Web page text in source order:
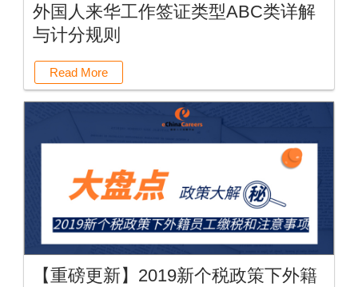
外国人来华工作签证类型ABC类详解
与计分规则
Read More
【重磅更新】2019新个税政策下外籍